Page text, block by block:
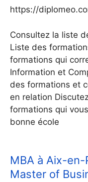
https://
Consultez la liste
Liste des
formations qui
Information et
des formations et
en relation
formations qui
bonne école
MBA à Aix-
Master of